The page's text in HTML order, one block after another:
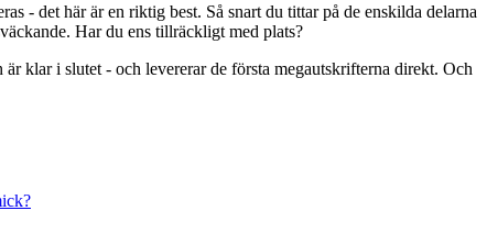
- det här är en riktig best. Så snart du tittar på de enskilda delarna
Har du ens tillräckligt med plats?
klar i slutet - och levererar de första megautskrifterna direkt. Och